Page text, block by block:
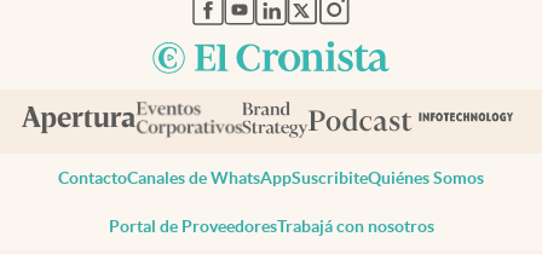
ContactoCanales de WhatsAppSuscribiteQuiénes Somos
Portal de ProveedoresTrabajá con nosotros